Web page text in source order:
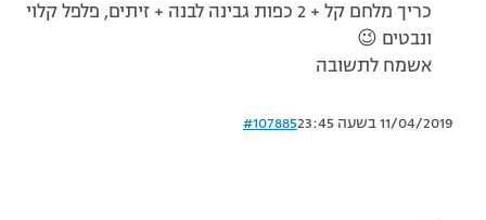
כריך מלחם קל + 2 כפות גבינה לבנה + זיתים, פלפל קלוי
ונבטים 😉
אשמח לתשובה
11/04/2019 בשעה 23:45 #107885